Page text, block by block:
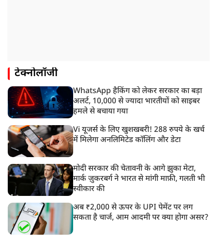
टेक्नोलॉजी
WhatsApp हैकिंग को लेकर सरकार का बड़ा
अलर्ट, 10,000 से ज्यादा भारतीयों को साइबर
हमले से बचाया गया
Vi यूजर्स के लिए खुशखबरी! 288 रुपये के खर्च
में मिलेगा अनलिमिटेड कॉलिंग और डेटा
मोदी सरकार की चेतावनी के आगे झुका मेटा,
मार्क ज़ुकरबर्ग ने भारत से मांगी माफ़ी, गलती भी
स्वीकार की
अब ₹2,000 से ऊपर के UPI पेमेंट पर लग
सकता है चार्ज, आम आदमी पर क्या होगा असर?